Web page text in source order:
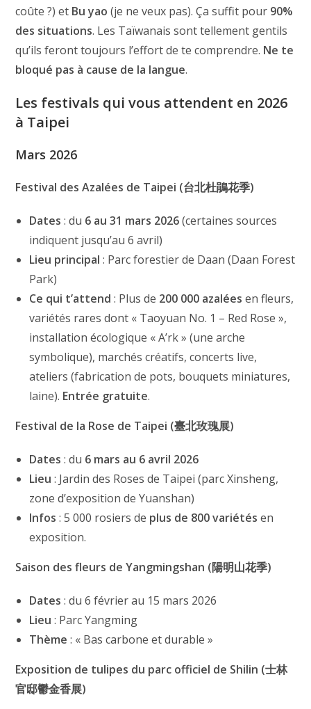
coûte ?) et Bu yao (je ne veux pas). Ça suffit pour 90%
des situations. Les Taïwanais sont tellement gentils
qu’ils feront toujours l’effort de te comprendre. Ne te
bloqué pas à cause de la langue.
Les festivals qui vous attendent en 2026
à Taipei
Mars 2026
Festival des Azalées de Taipei (台北杜鵑花季)
Dates : du 6 au 31 mars 2026(certaines sources
indiquent jusqu’au 6 avril)
Lieu principal : Parc forestier de Daan (Daan Forest
Park)
Ce qui t’attend : Plus de 200 000 azalées en fleurs,
variétés rares dont « Taoyuan No. 1 – Red Rose »,
installation écologique « A’rk » (une arche
symbolique), marchés créatifs, concerts live,
ateliers (fabrication de pots, bouquets miniatures,
laine). Entrée gratuite.
Festival de la Rose de Taipei (臺北玫瑰展)
Dates : du 6 mars au 6 avril 2026
Lieu : Jardin des Roses de Taipei (parc Xinsheng,
zone d’exposition de Yuanshan)
Infos : 5 000 rosiers de plus de 800 variétés en
exposition.
Saison des fleurs de Yangmingshan (陽明山花季)
Dates : du 6 février au 15 mars 2026
Lieu : Parc Yangming
Thème : « Bas carbone et durable »
Exposition de tulipes du parc officiel de Shilin (士林
官邸鬱金香展)